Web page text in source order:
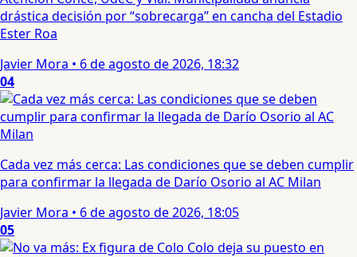
drástica decisión por “sobrecarga” en cancha del Estadio
Ester Roa
Javier Mora • 6 de agosto de 2026, 18:32
04
Cada vez más cerca: Las condiciones que se deben cumplir
para confirmar la llegada de Darío Osorio al AC Milan
Javier Mora • 6 de agosto de 2026, 18:05
05